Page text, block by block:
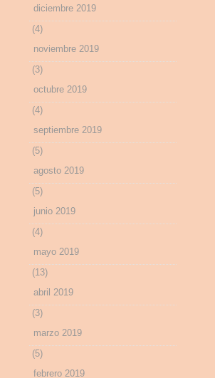
diciembre 2019
(4)
noviembre 2019
(3)
octubre 2019
(4)
septiembre 2019
(5)
agosto 2019
(5)
junio 2019
(4)
mayo 2019
(13)
abril 2019
(3)
marzo 2019
(5)
febrero 2019